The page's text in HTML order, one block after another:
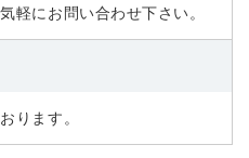
軽にお問い合わせ下さい。
ります。